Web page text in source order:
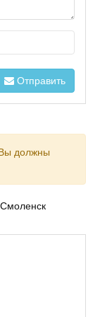
Отправить
должны